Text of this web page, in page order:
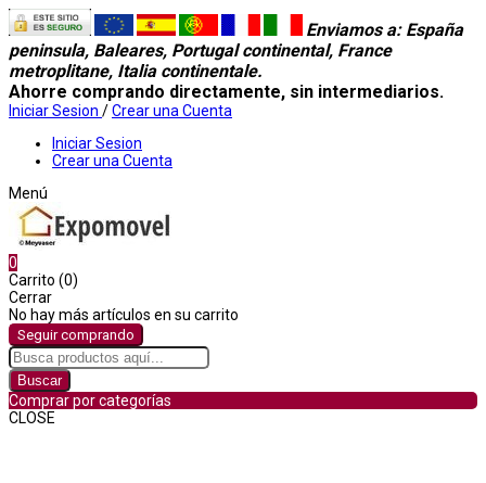
Enviamos a: España
peninsula, Baleares, Portugal continental, France
metroplitane, Italia continentale.
Ahorre comprando directamente, sin intermediarios.
Iniciar Sesion /Crear una Cuenta
Iniciar Sesion
Crear una Cuenta
Menú
0
Carrito (0)
Cerrar
No hay más artículos en su carrito
Seguir comprando
Buscar
Comprar por categorías
CLOSE